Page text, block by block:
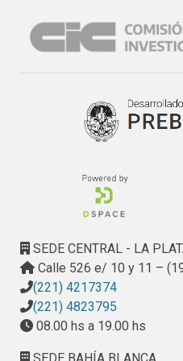
inteligencia  artificial  en  el
SEDE CENTRAL - LA
Calle 526 e/ 10 y 11 –
(221) 4217374
(221) 4823795
08.00 hs a 19.00 hs